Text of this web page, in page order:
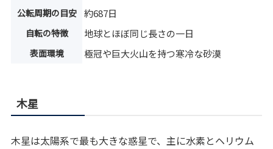
公転周期の目安 約687日
自転の特徴 地球とほぼ同じ長さの一日
表面環境 極冠や巨大火山を持つ寒冷な砂漠
木星
木星は太陽系で最も大きな惑星で、主に水素とヘリウム